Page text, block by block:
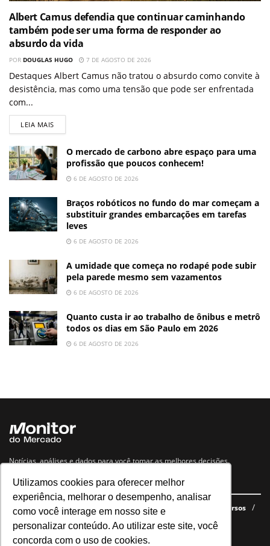
Utilizamos cookies para oferecer melhor
experiência, melhorar o desempenho, analisar
como você interage em nosso site e
personalizar conteúdo. Ao utilizar este site, você
concorda com o uso de cookies.
Albert Camus defendia que continuar caminhando
também pode ser uma forma de responder ao
absurdo da vida
POR DOUGLAS HUGO 7 DE AGOSTO DE 2026
Destaques Albert Camus não tratou o absurdo como convite à
desistência, mas como uma tensão que pode ser enfrentada
com...
LEIA MAIS
O mercado de carbono abre espaço para uma
profissão que poucos conhecem!
6 DE AGOSTO DE 2026
Braços robóticos no fundo do mar começam a
substituir grandes embarcações em tarefas
leves
6 DE AGOSTO DE 2026
A umidade que começa no rodapé pode subir
pela parede mesmo sem vazamentos
6 DE AGOSTO DE 2026
Quanto custa ir ao trabalho de ônibus e metrô
todos os dias em São Paulo em 2026
6 DE AGOSTO DE 2026
Notícias, análises e dados para você tomar as melhores decisões.
Navegue no site
Últimas notícias Quem somos E-books gratuitos
Cursos
Política de privacidade